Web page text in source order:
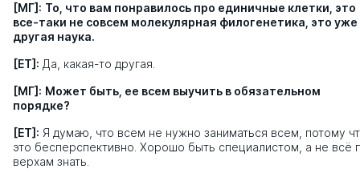
[МГ]: То, что вам понравилось про единичные клетки, это
все-таки не совсем молекулярная филогенетика, это уже
другая наука.
[ЕТ]: Да, какая-то другая.
[МГ]: Может быть, ее всем выучить в обязательном
порядке?
[ЕТ]: Я думаю, что всем не нужно заниматься всем, потому
это бесперспективно. Хорошо быть специалистом, а не всё
верхам знать.